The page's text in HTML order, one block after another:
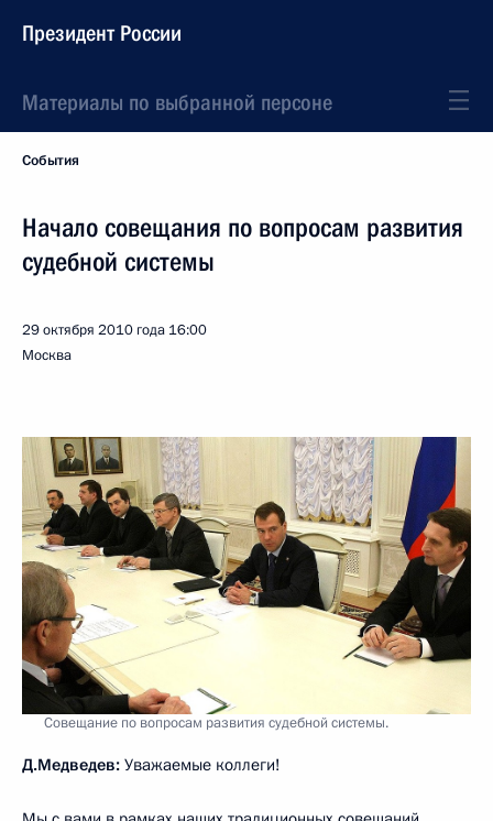
Президент России
Материалы по выбранной персоне
События
Начало совещания по вопросам развития
судебной системы
29 октября 2010 года 16:00
Москва
Совещание по вопросам развития судебной системы.
Д.Медведев: Уважаемые коллеги!